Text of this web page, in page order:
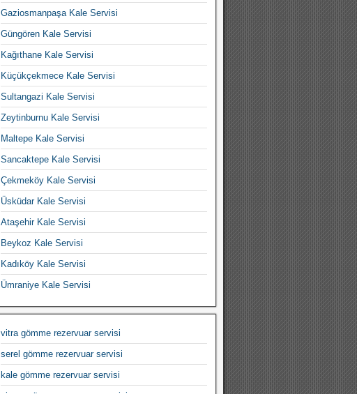
Gaziosmanpaşa Kale Servisi
Güngören Kale Servisi
Kağıthane Kale Servisi
Küçükçekmece Kale Servisi
Sultangazi Kale Servisi
Zeytinburnu Kale Servisi
Maltepe Kale Servisi
Sancaktepe Kale Servisi
Çekmeköy Kale Servisi
Üsküdar Kale Servisi
Ataşehir Kale Servisi
Beykoz Kale Servisi
Kadıköy Kale Servisi
Ümraniye Kale Servisi
vitra gömme rezervuar servisi
serel gömme rezervuar servisi
kale gömme rezervuar servisi